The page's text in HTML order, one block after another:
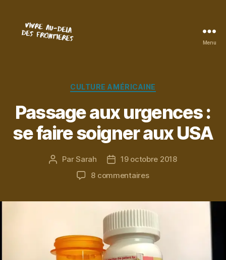
Menu
Catégories
CULTURE AMÉRICAINE
Passage aux urgences :
se faire soigner aux USA
Auteur
ParSarah
Date19 octobre 2018
8 commentairessur
se
faire
soigner